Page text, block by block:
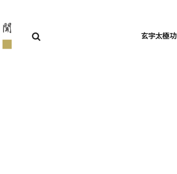
玄宇太極功